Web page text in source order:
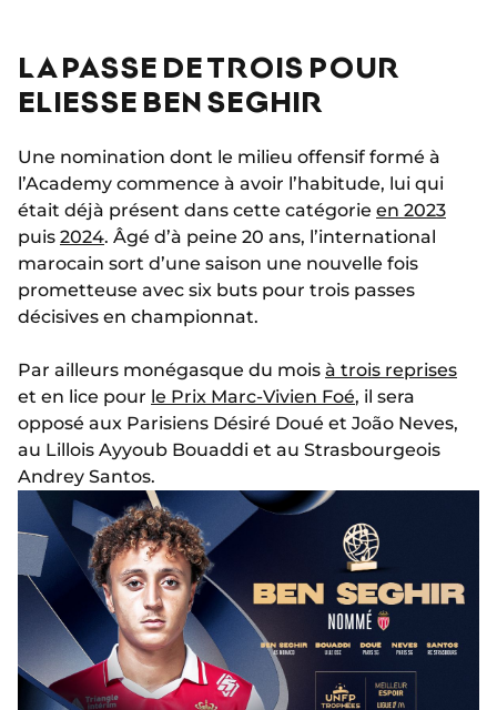
LA PASSE DE TROIS POUR
ELIESSE BEN SEGHIR
Une nomination dont le milieu offensif formé à
l’Academy commence à avoir l’habitude, lui qui
était déjà présent dans cette catégorie en 2023
puis 2024. Âgé d’à peine 20 ans, l’international
marocain sort d’une saison une nouvelle fois
prometteuse avec six buts pour trois passes
décisives en championnat.
Par ailleurs monégasque du mois à trois reprises
et en lice pour le Prix Marc-Vivien Foé, il sera
opposé aux Parisiens Désiré Doué et João Neves,
au Lillois Ayyoub Bouaddi et au Strasbourgeois
Andrey Santos.